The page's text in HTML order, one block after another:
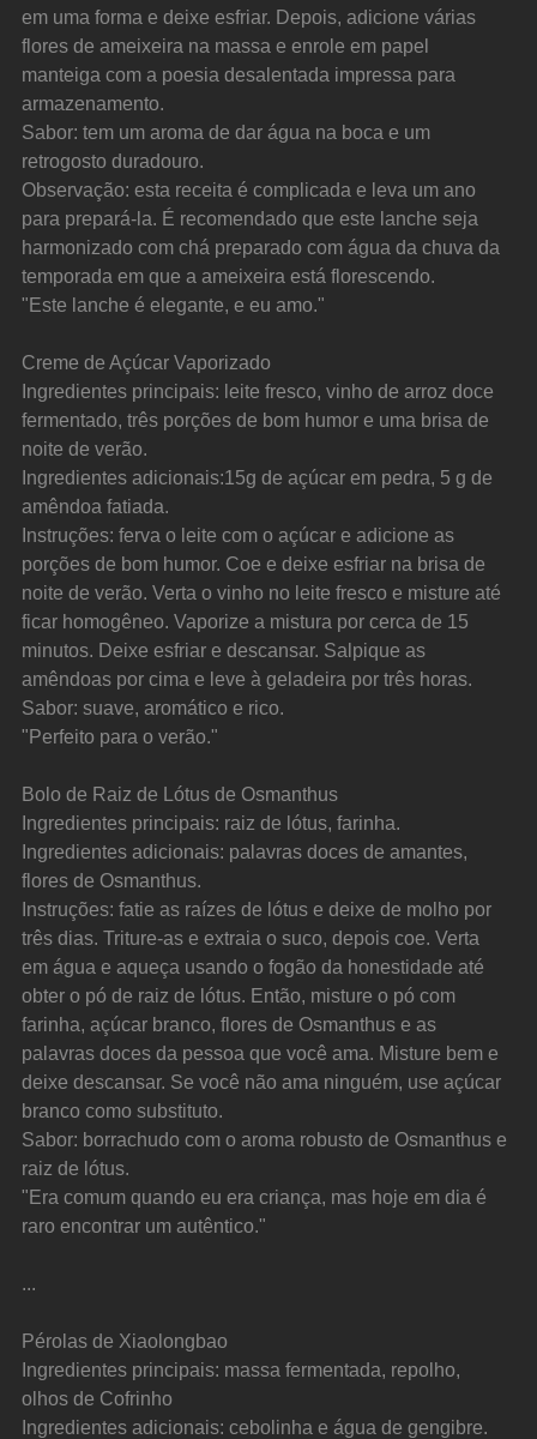
em uma forma e deixe esfriar. Depois, adicione várias
flores de ameixeira na massa e enrole em papel
manteiga com a poesia desalentada impressa para
armazenamento.
Sabor: tem um aroma de dar água na boca e um
retrogosto duradouro.
Observação: esta receita é complicada e leva um ano
para prepará-la. É recomendado que este lanche seja
harmonizado com chá preparado com água da chuva da
temporada em que a ameixeira está florescendo.
"Este lanche é elegante, e eu amo."
Creme de Açúcar Vaporizado
Ingredientes principais: leite fresco, vinho de arroz doce
fermentado, três porções de bom humor e uma brisa de
noite de verão.
Ingredientes adicionais:15g de açúcar em pedra, 5 g de
amêndoa fatiada.
Instruções: ferva o leite com o açúcar e adicione as
porções de bom humor. Coe e deixe esfriar na brisa de
noite de verão. Verta o vinho no leite fresco e misture até
ficar homogêneo. Vaporize a mistura por cerca de 15
minutos. Deixe esfriar e descansar. Salpique as
amêndoas por cima e leve à geladeira por três horas.
Sabor: suave, aromático e rico.
"Perfeito para o verão."
Bolo de Raiz de Lótus de Osmanthus
Ingredientes principais: raiz de lótus, farinha.
Ingredientes adicionais: palavras doces de amantes,
flores de Osmanthus.
Instruções: fatie as raízes de lótus e deixe de molho por
três dias. Triture-as e extraia o suco, depois coe. Verta
em água e aqueça usando o fogão da honestidade até
obter o pó de raiz de lótus. Então, misture o pó com
farinha, açúcar branco, flores de Osmanthus e as
palavras doces da pessoa que você ama. Misture bem e
deixe descansar. Se você não ama ninguém, use açúcar
branco como substituto.
Sabor: borrachudo com o aroma robusto de Osmanthus e
raiz de lótus.
"Era comum quando eu era criança, mas hoje em dia é
raro encontrar um autêntico."
...
Pérolas de Xiaolongbao
Ingredientes principais: massa fermentada, repolho,
olhos de Cofrinho
Ingredientes adicionais: cebolinha e água de gengibre.